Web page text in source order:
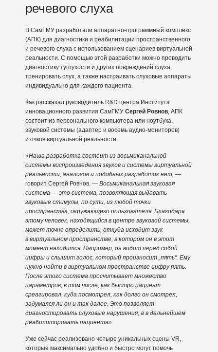
речевого слуха
В СамГМУ разработали аппаратно-программный комплекс
(АПК) для диагностики и реабилитации пространственного
и речевого слуха с использованием сценариев виртуальной
реальности. С помощью этой разработки можно проводить
диагностику тугоухости и других повреждений слуха,
тренировать слух, а также настраивать слуховые аппараты
индивидуально для каждого пациента.
Как рассказал руководитель R&D центра Института
инновационного развития СамГМУ Сергей Ровнов, АПК
состоит из персонального компьютера или ноутбука,
звуковой системы (адаптер и восемь аудио-мониторов)
и очков виртуальной реальности.
«Наша разработка состоит из восьмиканальной
системы воспроизведения звуков и системы виртуальной
реальности, аналогов и подобных разработок нет, —
говорит Сергей Ровнов. — Восьмиканальная звуковая
система — это система, позволяющая выдавать
звуковые стимулы, по сути, из любой точки
пространства, окружающего пользователя. Благодаря
этому человек, находящийся в центре звуковой системы,
может точно определить, откуда исходит звук
в виртуальном пространстве, в котором он в этот
момент находится. Например, он видит перед собой
цифры и слышит голос, который произносит „пять“. Ему
нужно найти в виртуальном пространстве цифру пять.
После этого система просчитывает множество
параметров, в том числе, как быстро пациент
среагировал, куда посмотрел, как долго он смотрел,
задумался ли он и так далее. Это позволяет
диагностировать слуховые нарушения, а в дальнейшем
реабилитировать пациента».
Уже сейчас реализовано четыре уникальных сцены VR,
которые максимально удобно и быстро могут помочь